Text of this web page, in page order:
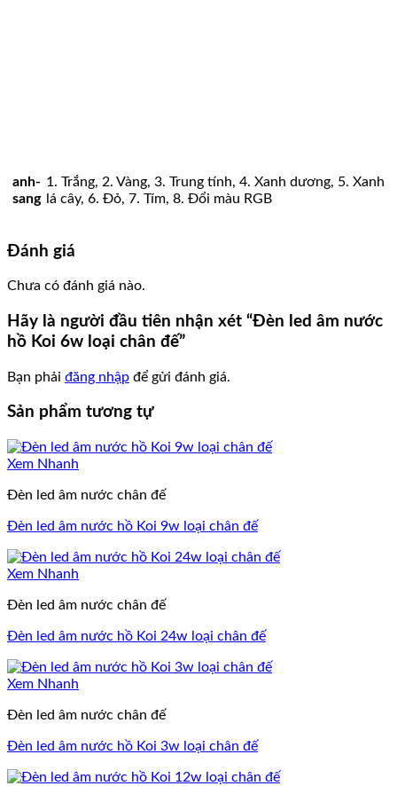
anh-
sang
1. Trắng, 2. Vàng, 3. Trung tính, 4. Xanh dương, 5. Xanh
lá cây, 6. Đỏ, 7. Tím, 8. Đổi màu RGB
Đánh giá
Chưa có đánh giá nào.
Hãy là người đầu tiên nhận xét “Đèn led âm nước
hồ Koi 6w loại chân đế”
Bạn phải đăng nhập để gửi đánh giá.
Sản phẩm tương tự
Xem Nhanh
Đèn led âm nước chân đế
Đèn led âm nước hồ Koi 9w loại chân đế
Xem Nhanh
Đèn led âm nước chân đế
Đèn led âm nước hồ Koi 24w loại chân đế
Xem Nhanh
Đèn led âm nước chân đế
Đèn led âm nước hồ Koi 3w loại chân đế